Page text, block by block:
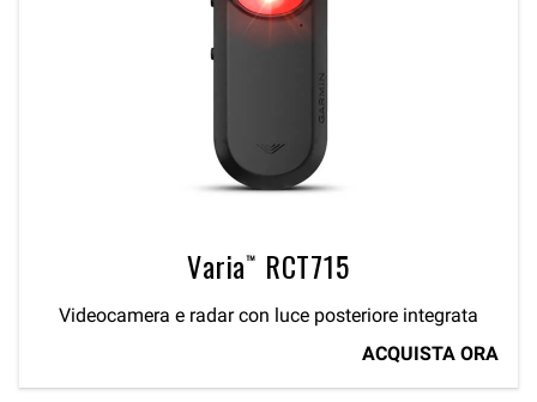
Varia™ RCT715
Videocamera e radar con luce posteriore integrata
ACQUISTA ORA